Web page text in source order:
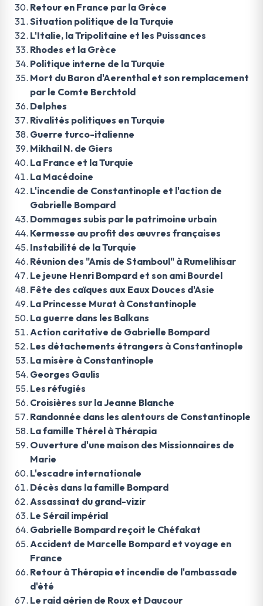
Retour en France par la Grèce
Situation politique de la Turquie
L'Italie, la Tripolitaine et les Puissances
Rhodes et la Grèce
Politique interne de la Turquie
Mort du Baron d'Aerenthal et son remplacement
par le Comte Berchtold
Delphes
Rivalités politiques en Turquie
Guerre turco-italienne
Mikhail N. de Giers
La France et la Turquie
La Macédoine
L'incendie de Constantinople et l'action de
Gabrielle Bompard
Dommages subis par le patrimoine urbain
Kermesse au profit des œuvres françaises
Instabilité de la Turquie
Réunion des "Amis de Stamboul" à Rumelihisar
Le jeune Henri Bompard et son ami Bourdel
Fête des caïques aux Eaux Douces d'Asie
La Princesse Murat à Constantinople
La guerre dans les Balkans
Action caritative de Gabrielle Bompard
Les détachements étrangers à Constantinople
La misère à Constantinople
Georges Gaulis
Les réfugiés
Croisières sur la Jeanne Blanche
Randonnée dans les alentours de Constantinople
La famille Thérel à Thérapia
Ouverture d'une maison des Missionnaires de
Marie
L'escadre internationale
Décès dans la famille Bompard
Assassinat du grand-vizir
Le Sérail impérial
Gabrielle Bompard reçoit le Chéfakat
Accident de Marcelle Bompard et voyage en
France
Retour à Thérapia et incendie de l'ambassade
d'été
Le raid aérien de Roux et Daucour